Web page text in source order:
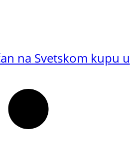
na Svetskom kupu u